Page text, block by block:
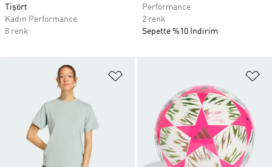
Tişört
Kadın Performance
8 renk
Performance
2 renk
Sepette %10 İndirim